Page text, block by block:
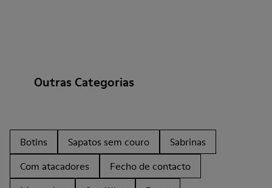
Outras Categorias
Botins Sapatos sem couro
Sabrinas
Com atacadores
Fecho de contacto